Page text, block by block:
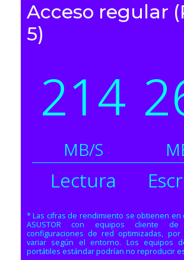
Acceso regular
5)
214
MB/S
Lectura
* Las cifras de rendimiento se obtienen en
ASUSTOR con equipos cliente de
configuraciones de red optimizadas,
variar según el entorno. Los equipos
portátiles estándar podrían no reproducir